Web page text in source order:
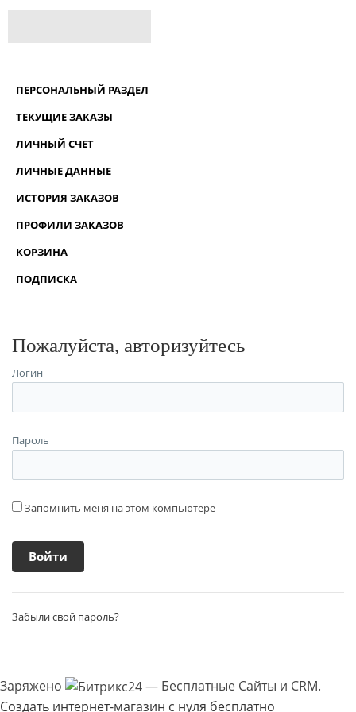
ПЕРСОНАЛЬНЫЙ РАЗДЕЛ
ТЕКУЩИЕ ЗАКАЗЫ
ЛИЧНЫЙ СЧЕТ
ЛИЧНЫЕ ДАННЫЕ
ИСТОРИЯ ЗАКАЗОВ
ПРОФИЛИ ЗАКАЗОВ
КОРЗИНА
ПОДПИСКА
Пожалуйста, авторизуйтесь
Логин
Пароль
Запомнить меня на этом компьютере
Забыли свой пароль?
Заряжено
— Бесплатные Сайты и CRM.
Создать интернет-магазин с нуля бесплатно